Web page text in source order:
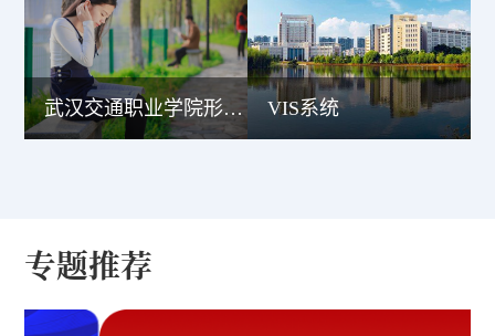
武汉交通职业学院形象宣传片 VIS系统
专题推荐